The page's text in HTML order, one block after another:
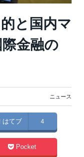
と国内マ
金融の
ニュース
はてブ 4
Pocket